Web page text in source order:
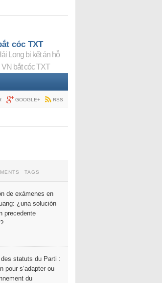
cóc TXT
Long bị kết án hỗ
VN bắt cóc TXT
GOOGLE+ RSS
TAGS
de exámenes en
¿una solución
precedente
des statuts du Parti :
pour s’adapter ou
du